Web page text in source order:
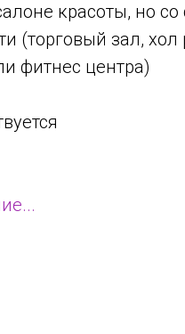
красоты, но
(торговый зал, хол
фитнес центра)